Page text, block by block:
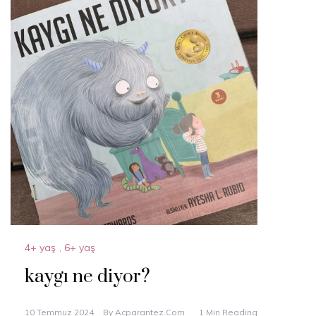
4+ yaş , 6+ yaş
kaygı ne diyor?
10 Temmuz 2024 By Acparantez.com 1 Min Reading